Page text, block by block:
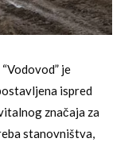
je
ispred
značaja za
stanovništva,